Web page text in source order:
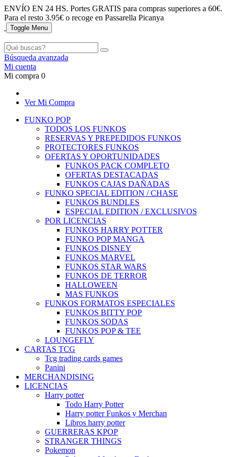
ENVÍO EN 24 HS. Portes GRATIS para compras superiores a 60€.
Para el resto 3.95€ o recoge en Passarella Picanya
Toggle Menu
Búsqueda avanzada
Mi cuenta
Mi compra 0
Ver Mi Compra
FUNKO POP
TODOS LOS FUNKOS
RESERVAS Y PREPEDIDOS FUNKOS
PROTECTORES FUNKOS
OFERTAS Y OPORTUNIDADES
FUNKOS PACK COMPLETO
OFERTAS DESTACADAS
FUNKOS CAJAS DAÑADAS
FUNKO SPECIAL EDITION / CHASE
FUNKOS BUNDLES
ESPECIAL EDITION / EXCLUSIVOS
POR LICENCIAS
FUNKOS HARRY POTTER
FUNKO POP MANGA
FUNKOS DISNEY
FUNKOS MARVEL
FUNKOS STAR WARS
FUNKOS DE TERROR
HALLOWEEN
MAS FUNKOS
FUNKOS FORMATOS ESPECIALES
FUNKOS BITTY POP
FUNKOS SODAS
FUNKOS POP & TEE
LOUNGEFLY
CARTAS TCG
Tcg trading cards games
Panini
MERCHANDISING
LICENCIAS
Harry potter
Todo Harry Potter
Harry potter Funkos y Merchan
Libros harry potter
GUERRERAS KPOP
STRANGER THINGS
Pokemon